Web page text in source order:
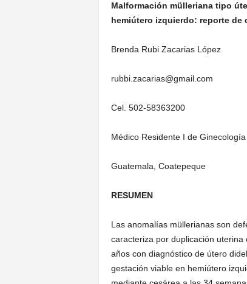
p
o
l
e
n
Malformación mülleriana tipo
hemiútero izquierdo: reporte de
Brenda Rubi Zacarias López
rubbi.zacarias@gmail.com
Cel. 502-58363200
Médico Residente I de
Guatemala, Coatepeque
RESUMEN
Las anomalías müllerianas son
caracteriza por duplicación
años con diagnóstico de útero
gestación viable en hemiútero